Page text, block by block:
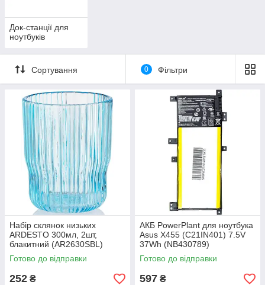
Док-станції для
ноутбуків
Сортування 0 Фільтри
Набір склянок низьких
ARDESTO 300мл, 2шт,
блакитний (AR2630SBL)
Готово до відправки
252 ₴
АКБ PowerPlant для ноутбука
Asus X455 (C21IN401) 7.5V
37Wh (NB430789)
Готово до відправки
597 ₴